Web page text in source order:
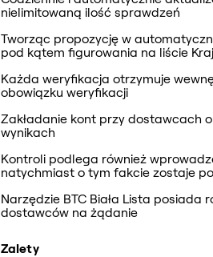
nielimitowaną ilość sprawdzeń
Tworząc propozycję w
pod kątem figurowania na liście
Każda weryfikacja otrzymuje
obowiązku weryfikacji
Zakładanie kont przy dostawcach
wynikach
Kontroli podlega również
natychmiast o tym fakcie zostaje
Narzędzie BTC Biała Lista
dostawców na żądanie
Zalety